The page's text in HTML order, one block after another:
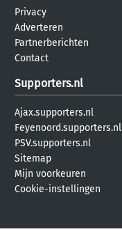
Privacy
Adverteren
Partnerberichten
Contact
Supporters.nl
Ajax.supporters.nl
Feyenoord.supporters.nl
PSV.supporters.nl
Sitemap
Mijn voorkeuren
Cookie-instellingen